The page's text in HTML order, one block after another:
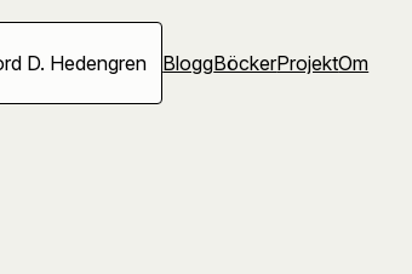
D. Hedengren BloggBöckerProjektOm